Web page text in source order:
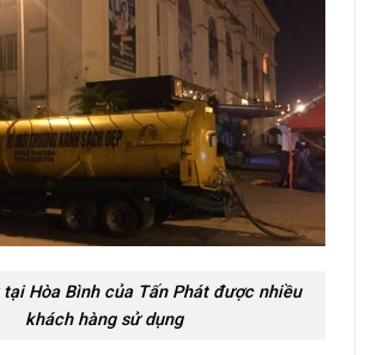
hỏi về dịch vụ hút bể phốt Hòa Bình
có làm việc sau giờ hành chính
hút bể phốt có lâu không?
dịch vụ hút bể phốt ở Hòa bình có phát
chi phí không?
Hòa Bình của Tấn Phát được nhiều
khách hàng sử dụng